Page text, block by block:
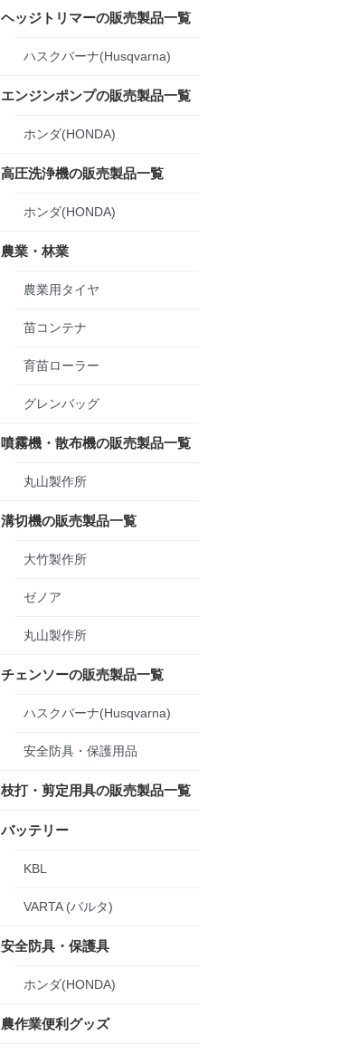
ヘッジトリマーの販売製品一覧
ハスクバーナ(Husqvarna)
エンジンポンプの販売製品一覧
ホンダ(HONDA)
高圧洗浄機の販売製品一覧
ホンダ(HONDA)
農業・林業
農業用タイヤ
苗コンテナ
育苗ローラー
グレンバッグ
噴霧機・散布機の販売製品一覧
丸山製作所
溝切機の販売製品一覧
大竹製作所
ゼノア
丸山製作所
チェンソーの販売製品一覧
ハスクバーナ(Husqvarna)
安全防具・保護用品
枝打・剪定用具の販売製品一覧
バッテリー
KBL
VARTA (バルタ)
安全防具・保護具
ホンダ(HONDA)
農作業便利グッズ